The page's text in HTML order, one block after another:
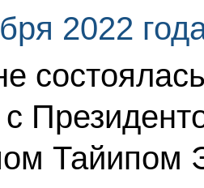
2022
Тайипом